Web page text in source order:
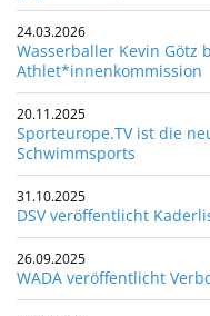
24.03.2026
Wasserballer Kevin Götz
Athlet*innenkommission
20.11.2025
Sporteurope.TV ist die
Schwimmsports
31.10.2025
DSV veröffentlicht
26.09.2025
WADA veröffentlicht